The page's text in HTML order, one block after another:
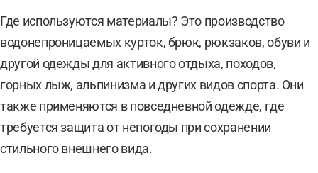
Где используются материалы? Это производство
водонепроницаемых курток, брюк, рюкзаков, обуви и
другой одежды для активного отдыха, походов,
горных лыж, альпинизма и других видов спорта. Они
также применяются в повседневной одежде, где
требуется защита от непогоды при сохранении
стильного внешнего вида.